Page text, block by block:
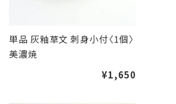
単品 灰釉草文 刺身小付〈1個〉
美濃焼
¥1,650